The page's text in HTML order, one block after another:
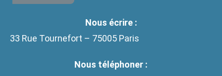
Nous écrire :
33 Rue Tournefort – 75005 Paris
Nous téléphoner :